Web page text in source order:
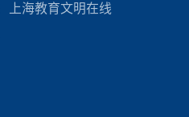
上海教育文明在线